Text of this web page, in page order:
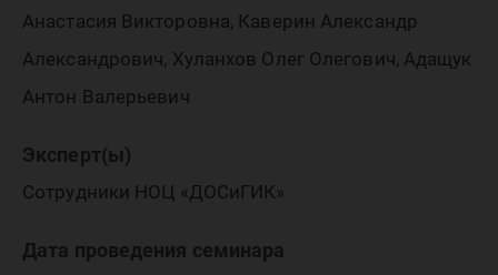
Анастасия Викторовна, Каверин Александр
Александрович, Хуланхов Олег Олегович, Адащук
Антон Валерьевич
Эксперт(ы)
Сотрудники НОЦ «ДОСиГИК»
Дата проведения семинара